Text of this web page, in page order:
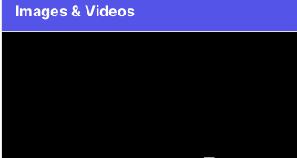
Images & Videos